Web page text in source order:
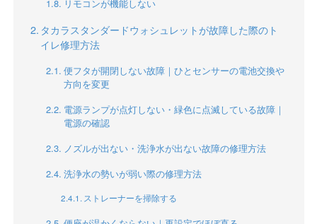
リモコンが機能しない
タカラスタンダードウォシュレットが故障した際のト
イレ修理方法
便フタが開閉しない故障｜ひとセンサーの電池交換や
方向を変更
電源ランプが点灯しない・緑色に点滅している故障｜
電源の確認
ノズルが出ない・洗浄水が出ない故障の修理方法
洗浄水の勢いが弱い際の修理方法
ストレーナーを掃除する